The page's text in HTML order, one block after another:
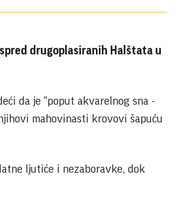
drugoplasiranih Halštata u
da je "poput akvarelnog sna -
mahovinasti krovovi šapuću
ljutiće i nezaboravke, dok